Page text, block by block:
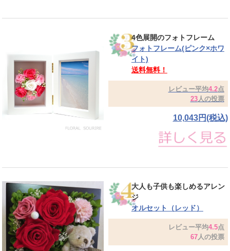
4色展開のフォトフレーム
フォトフレーム(ピンク×ホワ
イト)
送料無料！
レビュー平均4.2点
23人の投票
10,043円(税込)
大人も子供も楽しめるアレン
ジ
オルセット（レッド）
レビュー平均4.5点
67人の投票